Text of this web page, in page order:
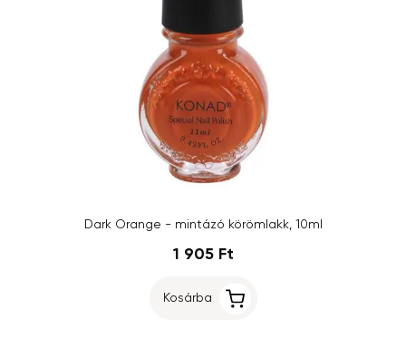
Dark Orange - mintázó körömlakk, 10ml
1 905 Ft
Kosárba